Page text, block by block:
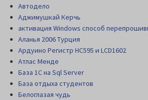
Автодело
Аджимушкай Керчь
активация Windows способ
Аланья 2006 Турция
Ардуино Регистр НС595 и LCD1602
Атлас Менде
База 1С на Sql Server
База отдыха студентов
Белоглазая чудь